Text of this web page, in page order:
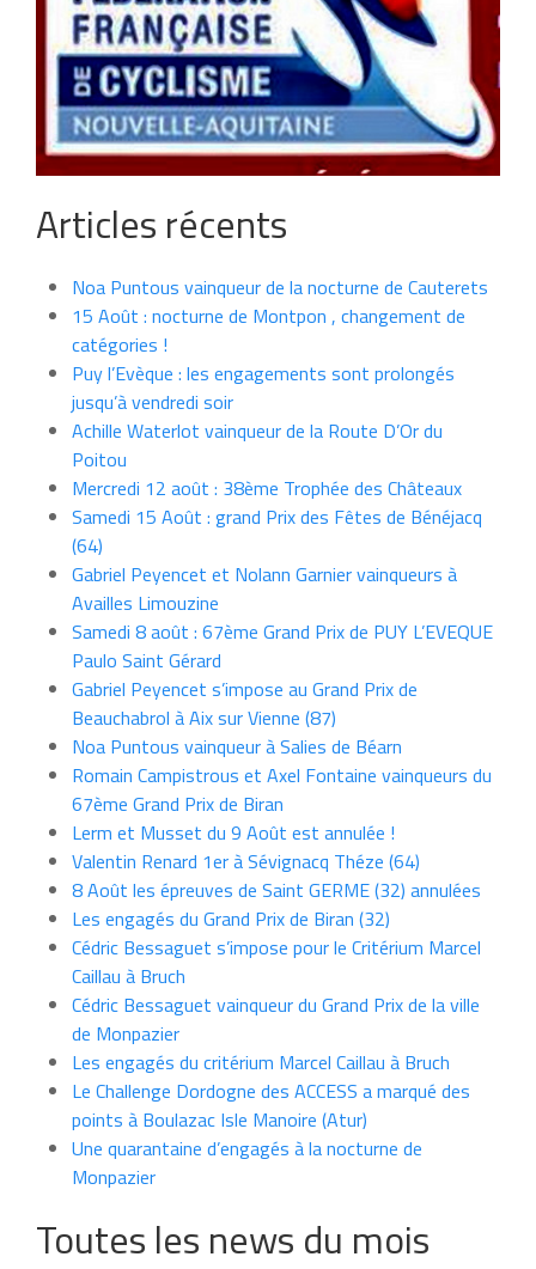
Articles récents
Noa Puntous vainqueur de la nocturne de Cauterets
15 Août : nocturne de Montpon , changement de
catégories !
Puy l’Evèque : les engagements sont prolongés
jusqu’à vendredi soir
Achille Waterlot vainqueur de la Route D’Or du
Poitou
Mercredi 12 août : 38ème Trophée des Châteaux
Samedi 15 Août : grand Prix des Fêtes de Bénéjacq
(64)
Gabriel Peyencet et Nolann Garnier vainqueurs à
Availles Limouzine
Samedi 8 août : 67ème Grand Prix de PUY L’EVEQUE
Paulo Saint Gérard
Gabriel Peyencet s’impose au Grand Prix de
Beauchabrol à Aix sur Vienne (87)
Noa Puntous vainqueur à Salies de Béarn
Romain Campistrous et Axel Fontaine vainqueurs du
67ème Grand Prix de Biran
Lerm et Musset du 9 Août est annulée !
Valentin Renard 1er à Sévignacq Théze (64)
8 Août les épreuves de Saint GERME (32) annulées
Les engagés du Grand Prix de Biran (32)
Cédric Bessaguet s’impose pour le Critérium Marcel
Caillau à Bruch
Cédric Bessaguet vainqueur du Grand Prix de la ville
de Monpazier
Les engagés du critérium Marcel Caillau à Bruch
Le Challenge Dordogne des ACCESS a marqué des
points à Boulazac Isle Manoire (Atur)
Une quarantaine d’engagés à la nocturne de
Monpazier
Toutes les news du mois